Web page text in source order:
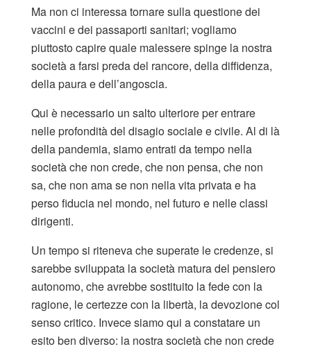
Ma non ci interessa tornare sulla questione dei
vaccini e dei passaporti sanitari; vogliamo
piuttosto capire quale malessere spinge la nostra
società a farsi preda del rancore, della diffidenza,
della paura e dell’angoscia.
Qui è necessario un salto ulteriore per entrare
nelle profondità del disagio sociale e civile. Al di là
della pandemia, siamo entrati da tempo nella
società che non crede, che non pensa, che non
sa, che non ama se non nella vita privata e ha
perso fiducia nel mondo, nel futuro e nelle classi
dirigenti.
Un tempo si riteneva che superate le credenze, si
sarebbe sviluppata la società matura del pensiero
autonomo, che avrebbe sostituito la fede con la
ragione, le certezze con la libertà, la devozione col
senso critico. Invece siamo qui a constatare un
esito ben diverso: la nostra società che non crede